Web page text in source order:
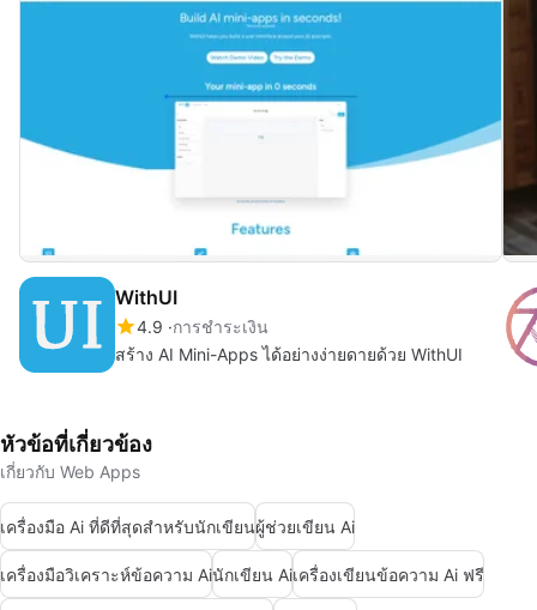
WithUI
4.9 การชำระเงิน
สร้าง AI Mini-Apps ได้อย่างง่ายดายด้วย WithUI
หัวข้อที่เกี่ยวข้อง
เกี่ยวกับ Web Apps
เครื่องมือ Ai ที่ดีที่สุดสำหรับนักเขียนผู้ช่วยเขียน Ai
เครื่องมือวิเคราะห์ข้อความ Aiนักเขียน Aiเครื่องเขียนข้อความ Ai ฟรี